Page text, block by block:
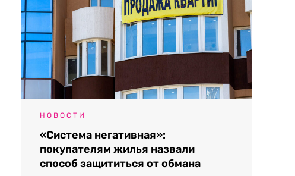
НОВОСТИ
«Система негативная»:
покупателям жилья назвали
способ защититься от обмана